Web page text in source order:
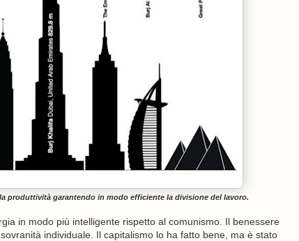
produttività garantendo in modo efficiente la divisione del lavoro.
in modo più intelligente rispetto al comunismo. Il benessere
individuale. Il capitalismo lo ha fatto bene, ma è stato